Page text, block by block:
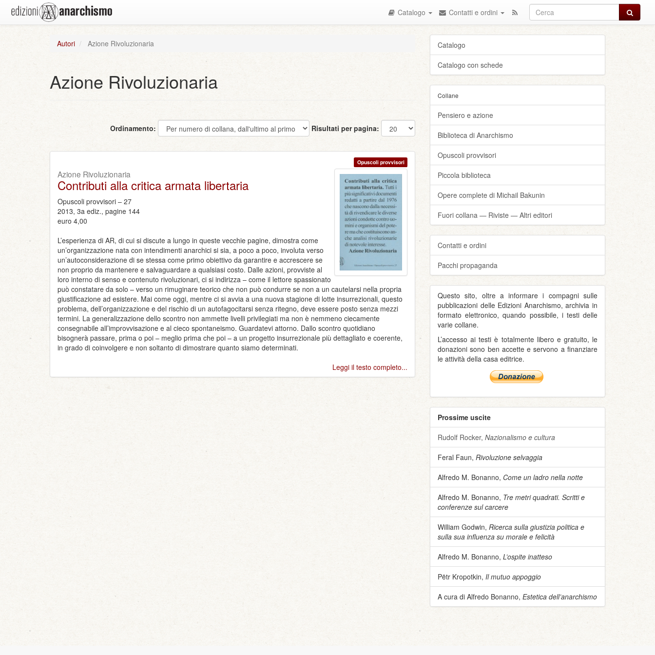
Cerca
Catalogo Contatti e ordini
Autori Azione Rivoluzionaria
Azione Rivoluzionaria
Ordinamento: Risultati per pagina:
Opuscoli provvisori
Azione Rivoluzionaria
Contributi alla critica armata libertaria
Opuscoli provvisori – 27
2013, 3a ediz., pagine 144
euro 4,00
L’esperienza di AR, di cui si discute a lungo in queste vecchie pagine, dimostra come
un’organizzazione nata con intendimenti anarchici si sia, a poco a poco, involuta verso
un’autoconsiderazione di se stessa come primo obiettivo da garantire e accrescere se
non proprio da mantenere e salvaguardare a qualsiasi costo. Dalle azioni, provviste al
loro interno di senso e contenuto rivoluzionari, ci si indirizza – come il lettore spassionato
può constatare da solo – verso un rimuginare teorico che non può condurre se non a un cautelarsi nella propria
giustificazione ad esistere. Mai come oggi, mentre ci si avvia a una nuova stagione di lotte insurrezionali, questo
problema, dell’organizzazione e del rischio di un autofagocitarsi senza ritegno, deve essere posto senza mezzi
termini. La generalizzazione dello scontro non ammette livelli privilegiati ma non è nemmeno ciecamente
consegnabile all’improvvisazione e al cieco spontaneismo. Guardatevi attorno. Dallo scontro quotidiano
bisognerà passare, prima o poi – meglio prima che poi – a un progetto insurrezionale più dettagliato e coerente,
in grado di coinvolgere e non soltanto di dimostrare quanto siamo determinati.
Leggi il testo completo...
Catalogo
Catalogo con schede
Collane
Pensiero e azione
Biblioteca di Anarchismo
Opuscoli provvisori
Piccola biblioteca
Opere complete di Michail Bakunin
Fuori collana — Riviste — Altri editori
Contatti e ordini
Pacchi propaganda
Questo sito, oltre a informare i compagni sulle
pubblicazioni delle Edizioni Anarchismo, archivia in
formato elettronico, quando possibile, i testi delle
varie collane.
L’accesso ai testi è totalmente libero e gratuito, le
donazioni sono ben accette e servono a finanziare
le attività della casa editrice.
Prossime uscite
Rudolf Rocker, Nazionalismo e cultura
Feral Faun, Rivoluzione selvaggia
Alfredo M. Bonanno, Come un ladro nella notte
Alfredo M. Bonanno, Tre metri quadrati. Scritti e
conferenze sul carcere
William Godwin, Ricerca sulla giustizia politica e
sulla sua influenza su morale e felicità
Alfredo M. Bonanno, L’ospite inatteso
Pëtr Kropotkin, Il mutuo appoggio
A cura di Alfredo Bonanno, Estetica dell’anarchismo